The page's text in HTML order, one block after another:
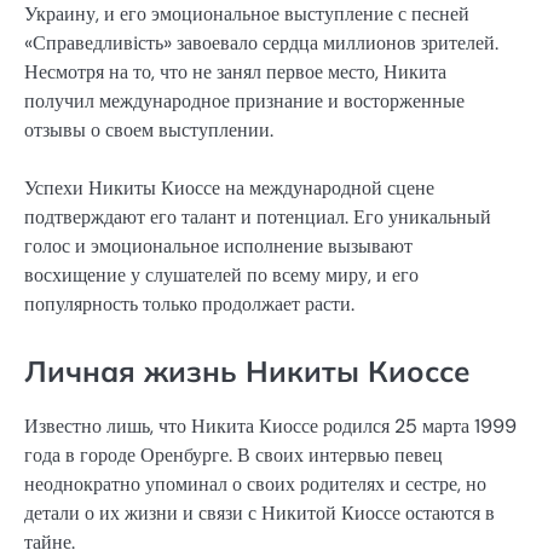
Украину, и его эмоциональное выступление с песней
«Справедливість» завоевало сердца миллионов зрителей.
Несмотря на то, что не занял первое место, Никита
получил международное признание и восторженные
отзывы о своем выступлении.
Успехи Никиты Киоссе на международной сцене
подтверждают его талант и потенциал. Его уникальный
голос и эмоциональное исполнение вызывают
восхищение у слушателей по всему миру, и его
популярность только продолжает расти.
Личная жизнь Никиты Киоссе
Известно лишь, что Никита Киоссе родился 25 марта 1999
года в городе Оренбурге. В своих интервью певец
неоднократно упоминал о своих родителях и сестре, но
детали о их жизни и связи с Никитой Киоссе остаются в
тайне.